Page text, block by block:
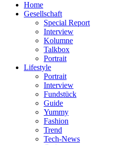
Home
Gesellschaft
Special Report
Interview
Kolumne
Talkbox
Portrait
Lifestyle
Portrait
Interview
Fundstück
Guide
Yummy
Fashion
Trend
Tech-News